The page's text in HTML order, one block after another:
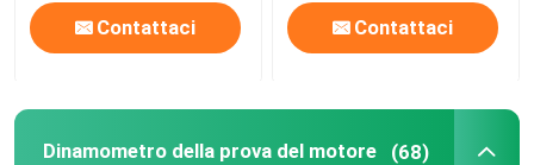
Contattaci
motore diesel
Contattaci
Dinamometro della prova del motore (68)